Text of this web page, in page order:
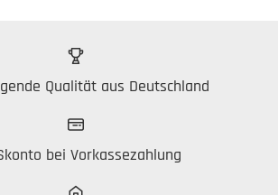
Qualität aus Deutschland
bei Vorkassezahlung